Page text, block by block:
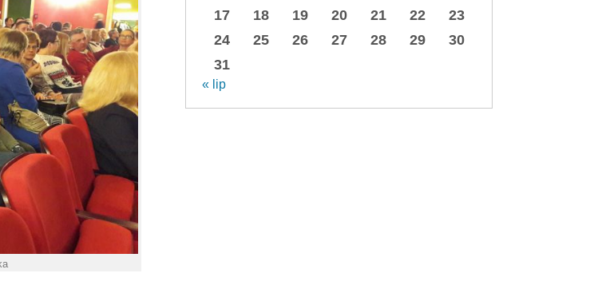
17
18 19 20 21 22
23
24
25 26 27 28 29
30
31
« lip